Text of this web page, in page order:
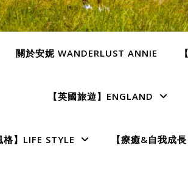
關於安妮 WANDERLUST ANNIE
【英國旅遊】ENGLAND
格】LIFE STYLE 【療癒&自我成